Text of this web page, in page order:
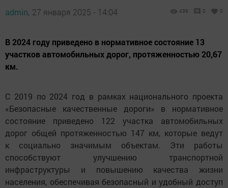
admin, 27 января 2025 - 14:04 439 0 0
В 2024 году приведено в нормативное состояние 13
участков автомобильных дорог, протяженностью 20,67
км.
С 2019 по 2024 год в рамках национального проекта
«Безопасные качественные дороги» в нормативное
состояние приведено 122 участка автомобильных
дорог общей протяженностью 147 км, которые ведут
к социально значимым объектам. Эти работы
способствуют улучшению транспортной
инфраструктуры и повышению качества жизни
населения, обеспечивая безопасный и удобный доступ